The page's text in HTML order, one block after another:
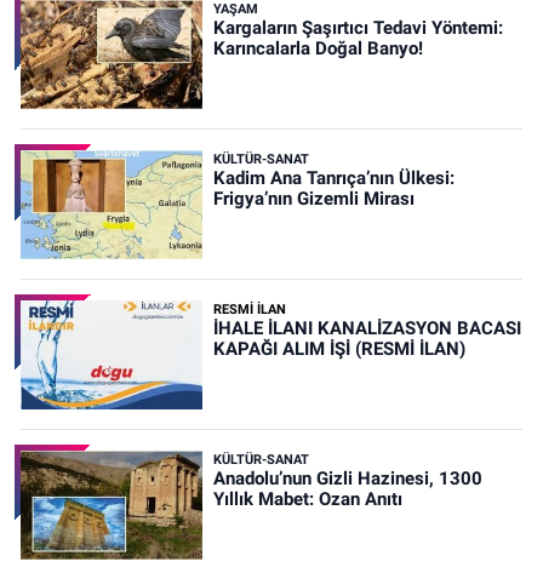
YAŞAM
Kargaların Şaşırtıcı Tedavi Yöntemi:
Karıncalarla Doğal Banyo!
KÜLTÜR-SANAT
Kadim Ana Tanrıça’nın Ülkesi:
Frigya’nın Gizemli Mirası
RESMİ İLAN
İHALE İLANI KANALİZASYON BACASI
KAPAĞI ALIM İŞİ (RESMİ İLAN)
KÜLTÜR-SANAT
Anadolu’nun Gizli Hazinesi, 1300
Yıllık Mabet: Ozan Anıtı